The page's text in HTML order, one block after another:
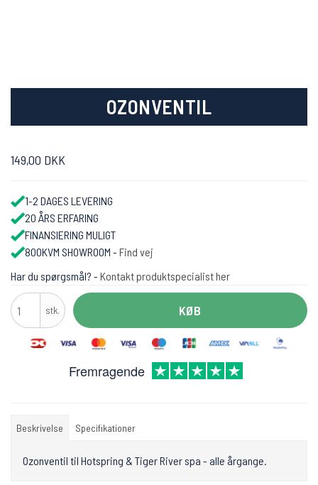
OZONVENTIL
149,00 DKK
1-2 DAGES LEVERING
20 ÅRS ERFARING
FINANSIERING MULIGT
800KVM SHOWROOM - Find vej
Har du spørgsmål? - Kontakt produktspecialist her
stk. KØB
Fremragende
Beskrivelse Specifikationer
Ozonventil til Hotspring & Tiger River spa - alle årgange.